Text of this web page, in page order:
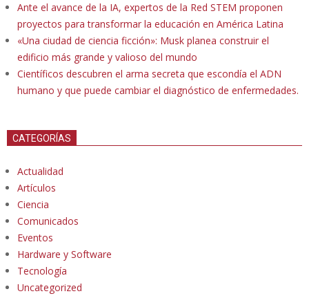
Ante el avance de la IA, expertos de la Red STEM proponen
proyectos para transformar la educación en América Latina
«Una ciudad de ciencia ficción»: Musk planea construir el
edificio más grande y valioso del mundo
Científicos descubren el arma secreta que escondía el ADN
humano y que puede cambiar el diagnóstico de enfermedades.
CATEGORÍAS
Actualidad
Artículos
Ciencia
Comunicados
Eventos
Hardware y Software
Tecnología
Uncategorized